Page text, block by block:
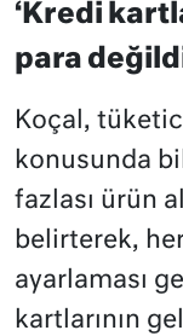
‘Kredi
para
Koçal,
konusunda
fazlası ürün
belirterek,
ayarlaması
kartlarının